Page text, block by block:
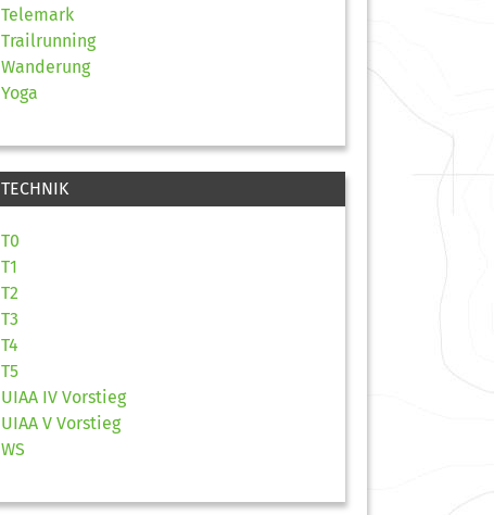
Telemark
Trailrunning
Wanderung
Yoga
TECHNIK
T0
T1
T2
T3
T4
T5
UIAA IV Vorstieg
UIAA V Vorstieg
WS